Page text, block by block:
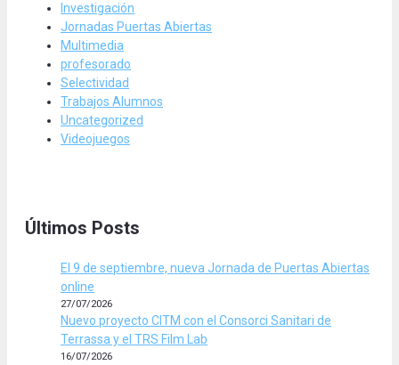
Investigación
Jornadas Puertas Abiertas
Multimedia
profesorado
Selectividad
Trabajos Alumnos
Uncategorized
Videojuegos
Últimos Posts
El 9 de septiembre, nueva Jornada de Puertas Abiertas
online
27/07/2026
Nuevo proyecto CITM con el Consorci Sanitari de
Terrassa y el TRS Film Lab
16/07/2026